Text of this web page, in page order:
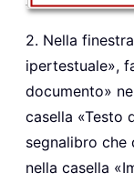
2. Nella
ipertestuale»,
documento»
casella «Testo
segnalibro che
nella casella